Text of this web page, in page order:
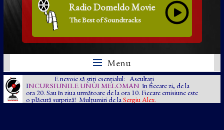
Radio Domeldo Movie
The Best of Soundtracks
Menu
E nevoie să știți esențialul: Ascultați
INCURSIUNILE UNUI MELOMAN în fiecare zi, de la
ora 20. Sau în ziua următoare de la ora 10. Fiecare emisiune este
o plăcută surpriză! Mulțumiri de la Sergiu Alex.